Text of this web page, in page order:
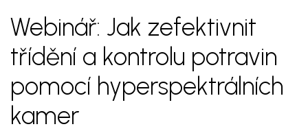
Webinář: Jak zefektivnit
třídění a kontrolu potravin
pomocí hyperspektrálních
kamer